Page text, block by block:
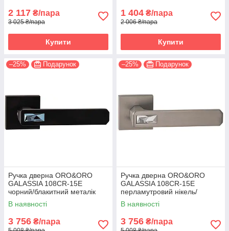
2 117 ₴/пара
3 025 ₴/пара
Купити
1 404 ₴/пара
2 006 ₴/пара
Купити
–25% Подарунок
Ручка дверна ORO&ORO
GALASSIA 108СR-15E
чорний/блакитний металік
(Італія)
В наявності
3 756 ₴/пара
–25% Подарунок
Ручка дверна ORO&ORO
GALASSIA 108СR-15E
перламутровий нікель/
світлий хром (Італія)
В наявності
3 756 ₴/пара